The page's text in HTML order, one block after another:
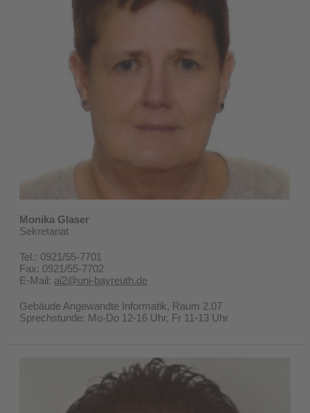
Monika Glaser
Sekretariat
Tel.: 0921/55-7701
Fax: 0921/55-7702
E-Mail: ai2@uni-bayreuth.de
Gebäude Angewandte Informatik, Raum 2.07
Sprechstunde: Mo-Do 12-16 Uhr, Fr 11-13 Uhr